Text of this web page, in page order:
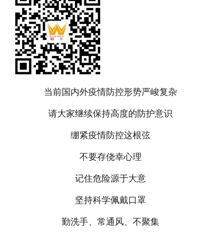
当前国内外疫情防控形势严峻复杂
请大家继续保持高度的防护意识
绷紧疫情防控这根弦
不要存侥幸心理
记住危险源于大意
坚持科学佩戴口罩
勤洗手、常通风、不聚集